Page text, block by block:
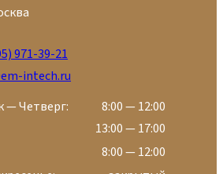
971-39-21
intech.ru
— Четверг:
8:00 — 12:00
13:00 — 17:00
8:00 — 12:00